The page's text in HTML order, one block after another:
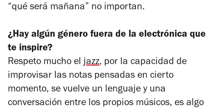
“qué será mañana” no importan.
¿Hay algún género fuera de la electrónica que
te inspire?
Respeto mucho eljazz, por la capacidad de
improvisar las notas pensadas en cierto
momento, se vuelve un lenguaje y una
conversación entre los propios músicos, es algo